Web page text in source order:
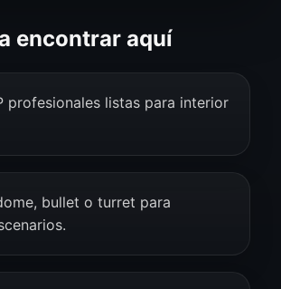
encontrar aquí
profesionales listas para interior
bullet o turret para